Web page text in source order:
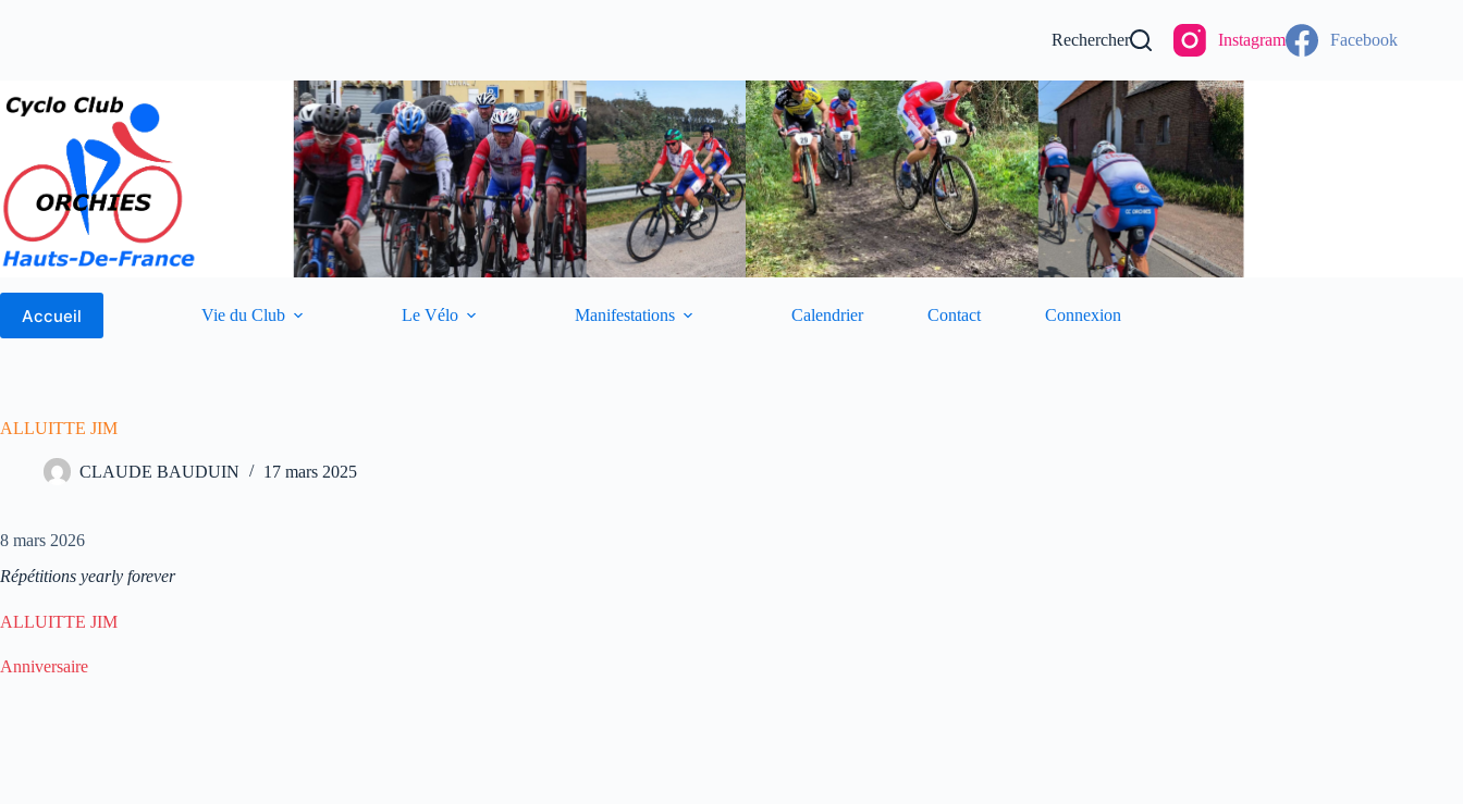
Rechercher Instagram Facebook
Accueil Vie du Club Le Vélo Manifestations Calendrier Contact Connexion
ALLUITTE JIM
CLAUDE BAUDUIN 17 mars 2025
8 mars 2026
Répétitions yearly forever
ALLUITTE JIM
Anniversaire